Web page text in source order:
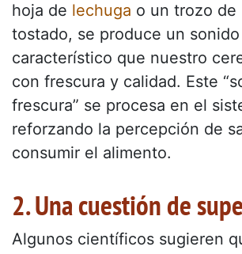
hoja de lechuga o un trozo de
tostado, se produce un sonido
característico que nuestro
con frescura y calidad. Este
frescura” se procesa en el
reforzando la percepción de
consumir el alimento.
2. Una cuestión de
Algunos científicos sugieren